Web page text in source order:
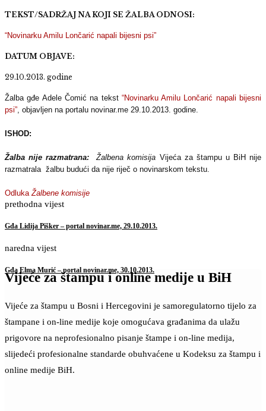
TEKST/SADRŽAJ NA KOJI SE ŽALBA ODNOSI:
“Novinarku Amilu Lončarić napali bijesni psi”
DATUM OBJAVE:
29.10.2013. godine
Žalba gđe Adele Čomić na tekst “Novinarku Amilu Lončarić napali bijesni
psi”, objavljen na portalu novinar.me 29.10.2013. godine.
ISHOD:
Žalba nije razmatrana: Žalbena komisija Vijeća za štampu u BiH nije
razmatrala žalbu budući da nije riječ o novinarskom tekstu.
OdlukaŽalbene komisije
prethodna vijest
Gđa Lidija Pišker – portal novinar.me, 29.10.2013.
naredna vijest
Gđa Elma Murić – portal novinar.me, 30.10.2013.
Vijeće za štampu i online medije u BiH
Vijeće za štampu u Bosni i Hercegovini je samoregulatorno tijelo za
štampane i on-line medije koje omogućava građanima da ulažu
prigovore na neprofesionalno pisanje štampe i on-line medija,
slijedeći profesionalne standarde obuhvaćene u Kodeksu za štampu i
online medije BiH.